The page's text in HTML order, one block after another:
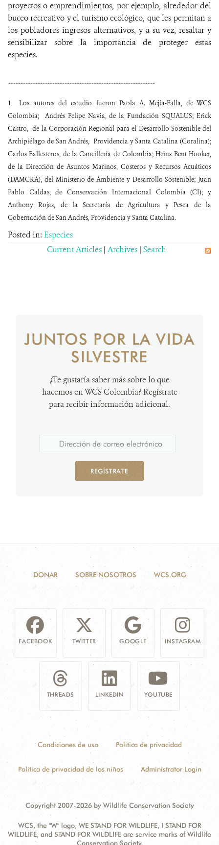
proyectos o emprendimientos, por ejemplo, alrededor del
buceo recreativo y el turismo ecológico, que les permitan a
los pobladores ingresos alternativos, y a su vez, resaltar y
sensibilizar sobre la importancia de proteger estas
especies.
------------------------------------------------------------
1 Los autores del estudio fueron Paola A. Mejía-Falla, de WCS
Colombia; Andrés Felipe Navia, de la Fundación SQUALUS; Erick
Castro, de la Corporación Regional para el Desarrollo Sostenible del
Archipiélago de San Andrés, Providencia y Santa Catalina (Coralina);
Carlos Ballesteros, de la Cancillería de Colombia; Heins Bent Hooker,
de la Dirección de Asuntos Marinos, Costeros y Recursos Acuáticos
(DAMCRA), del Ministerio de Ambiente y Desarrollo Sostenible; Juan
Pablo Caldas, de Conservación Internacional Colombia (CI); y
Anthony Rojas, de la Secretaría de Agricultura y Pesca de la
Gobernación de San Andrés, Providencia y Santa Catalina.
Posted in: Especies
Current Articles | Archives | Search
JUNTOS POR LA VIDA
SILVESTRE
¿Te gustaría saber más sobre lo que
hacemos en WCS Colombia? Regístrate
para recibir información adicional.
REGÍSTRATE
DONAR SOBRE NOSOTROS WCS.ORG
FACEBOOK TWITTER GOOGLE INSTAGRAM
THREADS LINKEDIN YOUTUBE
Condiciones de uso Política de privacidad
Política de privacidad de los niños Administrator Login
Copyright 2007-2026 by Wildlife Conservation Society
WCS, the "W" logo, WE STAND FOR WILDLIFE, I STAND FOR
WILDLIFE, and STAND FOR WILDLIFE are service marks of Wildlife
Conservation Society.